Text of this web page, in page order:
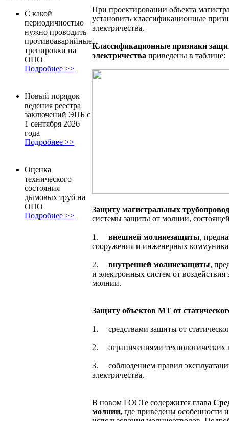
С какой
периодичностью
нужно проводить
противоаварийные
тренировки на
ОПО
Подробнее >>
Новый порядок
ведения реестра
заключений ЭПБ с
1 сентября 2026
года
Подробнее >>
Оценка
технического
состояния
дымовых труб на
ОПО
Подробнее >>
При проектировании объекта
установить классификационные
электричества.
Классификационные признаки
электричества приведены в таблице:
Защиту магистральных
системы защиты от молнии,
1. внешней молниезащиты,
сооружения и инженерных
2. внутренней молниезащиты,
и электронных систем от
молнии.
Защиту объектов МТ от
1. средствами защиты от
2. ограничениями технологических
3. соблюдением правил
электричества.
В новом ГОСТе содержится глава
молнии, где приведены особенности